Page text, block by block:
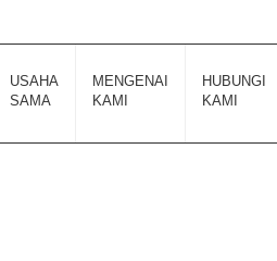
USAHA
SAMA
MENGENAI
KAMI
HUBUNGI
KAMI